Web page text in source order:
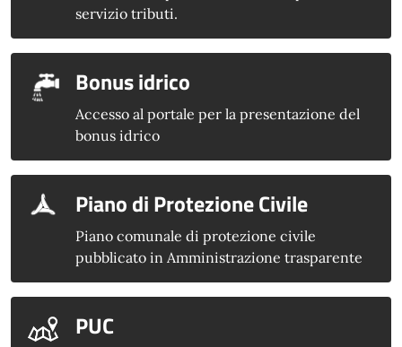
servizio tributi.
Bonus idrico
Accesso al portale per la presentazione del
bonus idrico
Piano di Protezione Civile
Piano comunale di protezione civile
pubblicato in Amministrazione trasparente
PUC